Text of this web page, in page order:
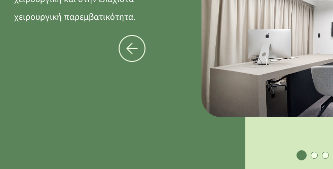
χειρουργική παρεμβατικότητα.